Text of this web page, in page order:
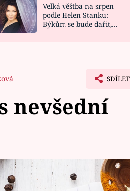
NOVINKY
VIDEORECEPTY
Velká věštba na srpen
podle Helen Stanku:
Býkům se bude dařit,
SDÍLET
nevšední